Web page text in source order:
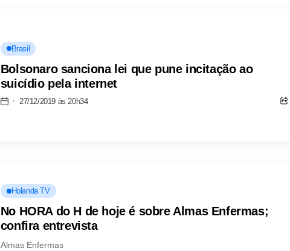
Brasil
Bolsonaro sanciona lei que pune incitação ao
suicídio pela internet
27/12/2019 às 20h34
Holanda TV
No HORA do H de hoje é sobre Almas Enfermas;
confira entrevista
Almas Enfermas